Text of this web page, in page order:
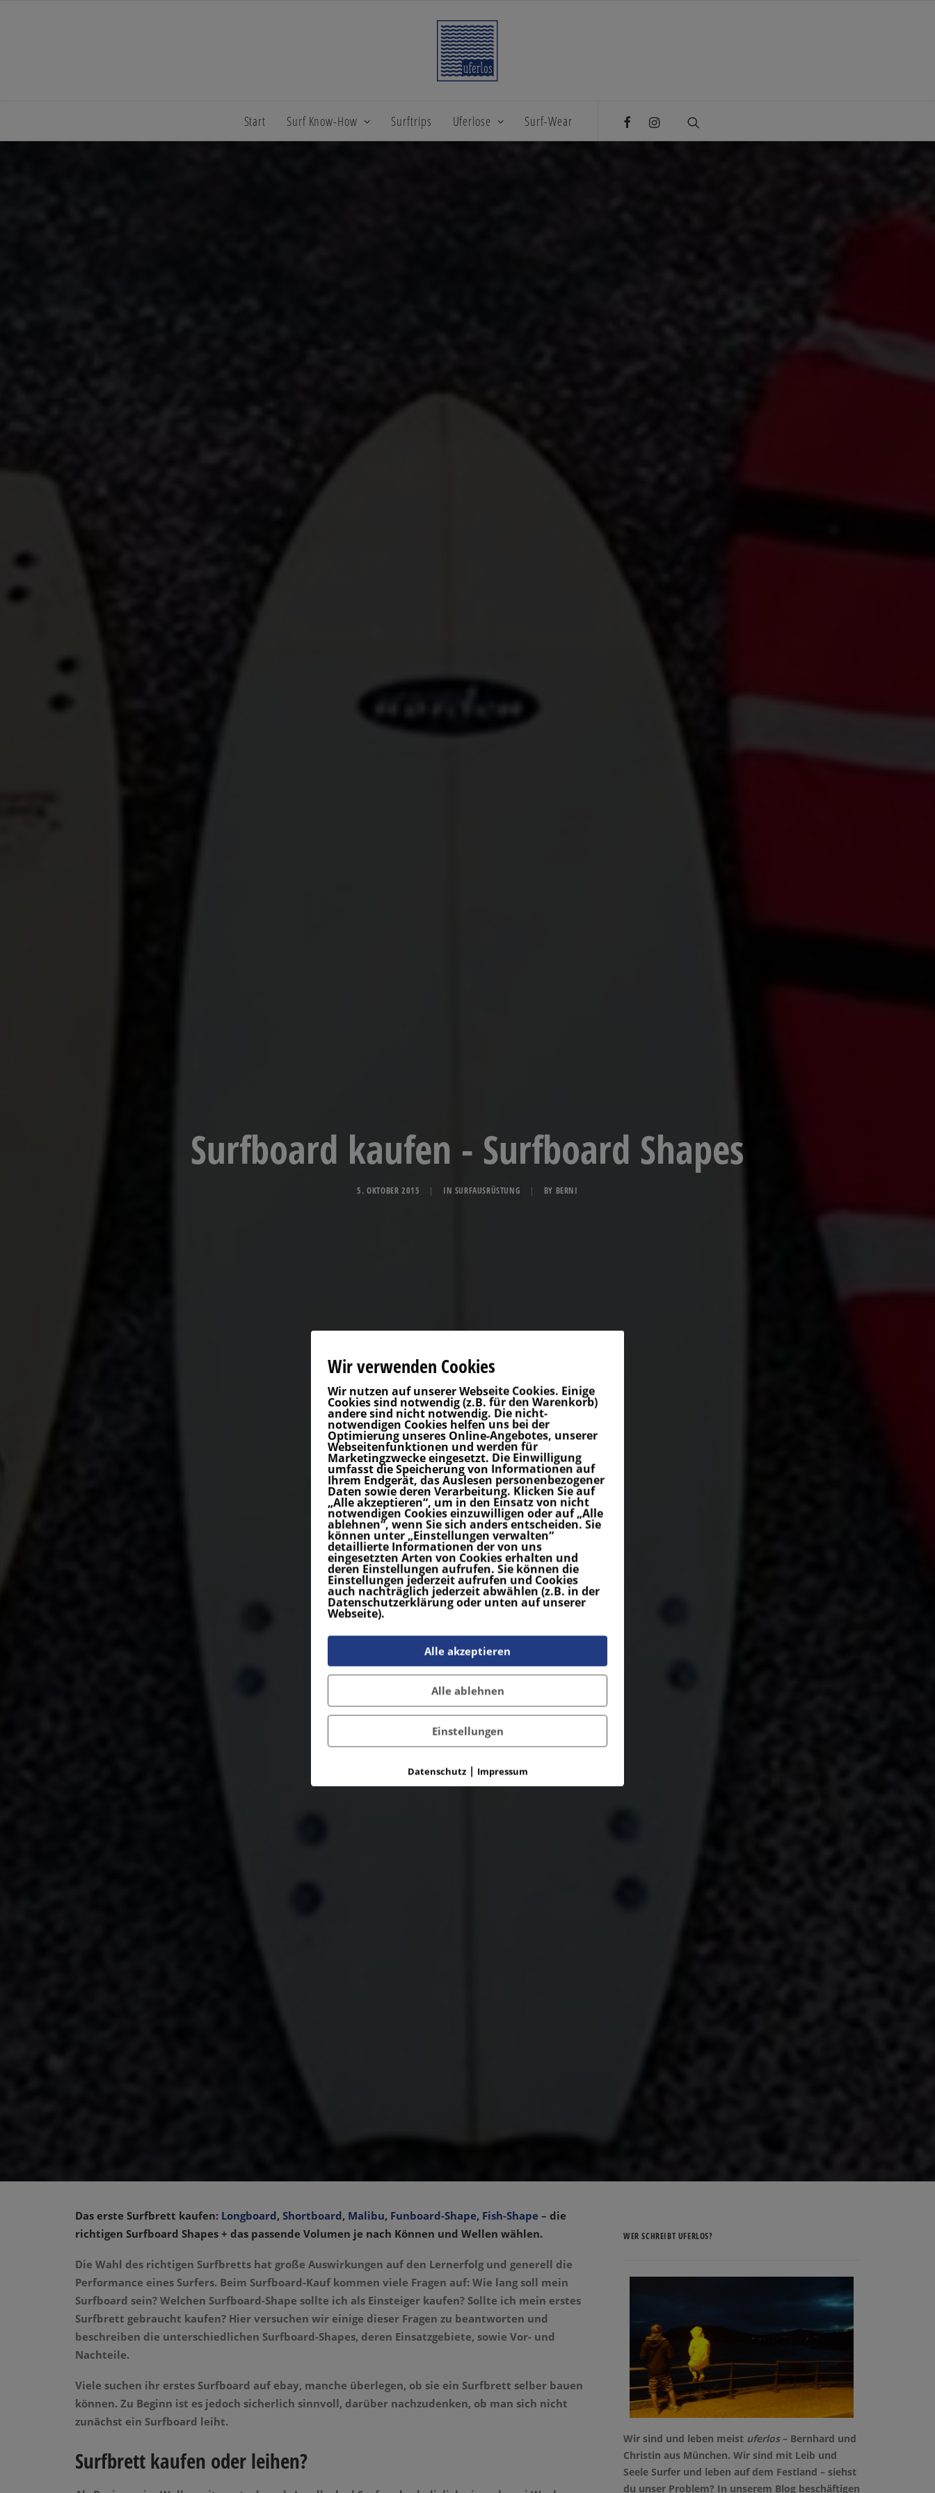
Start Surf Know-How Surftrips Uferlose Surf-Wear
Surfboard kaufen - Surfboard Shapes
5. OKTOBER 2015 | IN SURFAUSRÜSTUNG | BY BERNI
Das erste Surfbrett kaufen: Longboard, Shortboard, Malibu, Funboard-Shape, Fish-Shape – die
richtigen Surfboard Shapes + das passende Volumen je nach Können und Wellen wählen.
Die Wahl des richtigen Surfbretts hat große Auswirkungen auf den Lernerfolg und generell die
Performance eines Surfers. Beim Surfboard-Kauf kommen viele Fragen auf: Wie lang soll mein
Surfboard sein? Welchen Surfboard-Shape sollte ich als Einsteiger kaufen? Sollte ich mein erstes
Surfbrett gebraucht kaufen? Hier versuchen wir einige dieser Fragen zu beantworten und
beschreiben die unterschiedlichen Surfboard-Shapes, deren Einsatzgebiete, sowie Vor- und
Nachteile.
Viele suchen ihr erstes Surfboard auf ebay, manche überlegen, ob sie ein Surfbrett selber bauen
können. Zu Beginn ist es jedoch sicherlich sinnvoll, darüber nachzudenken, ob man sich nicht
zunächst ein Surfboard leiht.
Surfbrett kaufen oder leihen?
WER SCHREIBT UFERLOS?
Wir sind und leben meist uferlos– Bernhard und
Christin aus München. Wir sind mit Leib und
Seele Surfer und leben auf dem Festland – siehst
du unser Problem? In unserem Blog beschäftigen
Wir verwenden Cookies
Wir nutzen auf unserer Webseite Cookies. Einige
Cookies sind notwendig (z.B. für den Warenkorb)
andere sind nicht notwendig. Die nicht-
notwendigen Cookies helfen uns bei der
Optimierung unseres Online-Angebotes, unserer
Webseitenfunktionen und werden für
Marketingzwecke eingesetzt. Die Einwilligung
umfasst die Speicherung von Informationen auf
Ihrem Endgerät, das Auslesen personenbezogener
Daten sowie deren Verarbeitung. Klicken Sie auf
„Alle akzeptieren“, um in den Einsatz von nicht
notwendigen Cookies einzuwilligen oder auf „Alle
ablehnen“, wenn Sie sich anders entscheiden. Sie
können unter „Einstellungen verwalten“
detaillierte Informationen der von uns
eingesetzten Arten von Cookies erhalten und
deren Einstellungen aufrufen. Sie können die
Einstellungen jederzeit aufrufen und Cookies
auch nachträglich jederzeit abwählen (z.B. in der
Datenschutzerklärung oder unten auf unserer
Webseite).
Alle akzeptieren
Alle ablehnen
Einstellungen
Datenschutz| Impressum